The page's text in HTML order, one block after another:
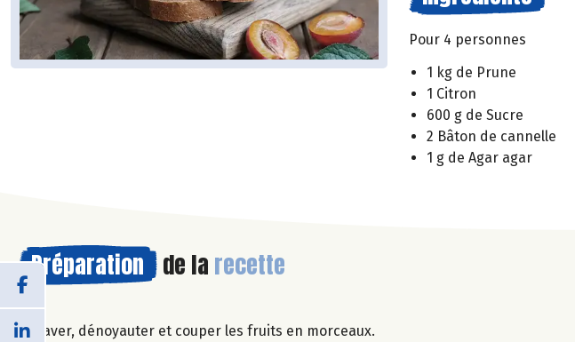
Pour 4 personnes
1 kg de Prune
1 Citron
600 g de Sucre
2 Bâton de cannelle
1 g de Agar agar
Préparation de la recette
Laver, dénoyauter et couper les fruits en morceaux.